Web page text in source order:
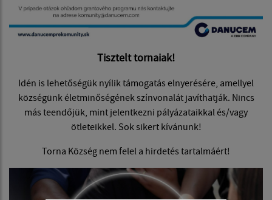
Tisztelt tornaiak!
Idén is lehetőségük nyílik támogatás elnyerésére, amellyel
községünk életminőségének színvonalát javíthatják. Nincs
más teendőjük, mint jelentkezni pályázataikkal és/vagy
ötleteikkel. Sok sikert kívánunk!
Torna Község nem felel a hirdetés tartalmáért!